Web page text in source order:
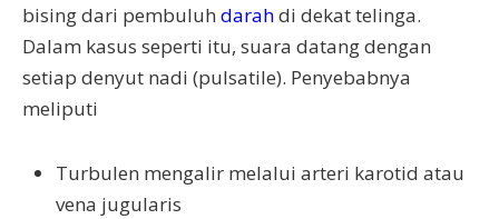
bising dari pembuluh darahdi dekat telinga.
Dalam kasus seperti itu, suara datang dengan
setiap denyut nadi (pulsatile). Penyebabnya
meliputi
Turbulen mengalir melalui arteri karotid atau
vena jugularis